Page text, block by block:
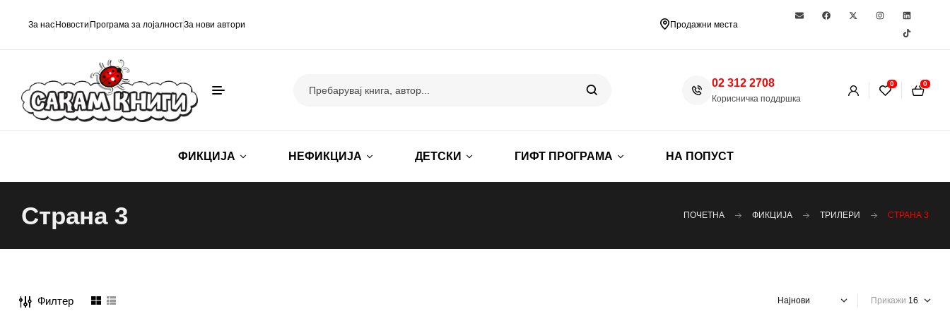
За нас Новости Програма за лојалностЗа нови автори Продажни места
02 312 2708
Корисничка поддршка
0 0
ФИКЦИЈА НЕФИКЦИЈА ДЕТСКИ ГИФТ ПРОГРАМА НА ПОПУСТ
Страна 3 ПОЧЕТНА ФИКЦИЈА ТРИЛЕРИ СТРАНА 3
Филтер Прикажи